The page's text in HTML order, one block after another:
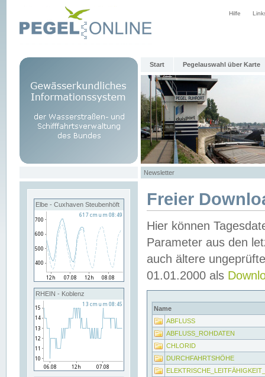
Hilfe
Start Pegelauswahl über Karte
Newsletter
Elbe - Cuxhaven Steubenhöft
RHEIN - Koblenz
Freier
Hier können
Parameter aus den
auch ältere
01.01.2000 als
Name
ABFLUSS
ABFLUSS_ROHDATEN
CHLORID
DURCHFAHRTSHÖHE